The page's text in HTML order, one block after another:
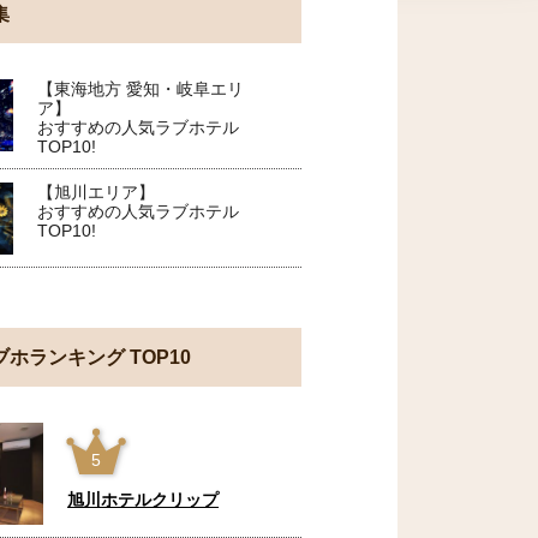
【東海地方 愛知・岐阜エリ
ア】
おすすめの人気ラブホテル
TOP10!
【旭川エリア】
おすすめの人気ラブホテル
TOP10!
ホランキング TOP10
5
旭川ホテルクリップ